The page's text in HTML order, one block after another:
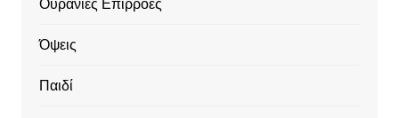
Ουράνιες Επιρροές
Όψεις
Παιδί